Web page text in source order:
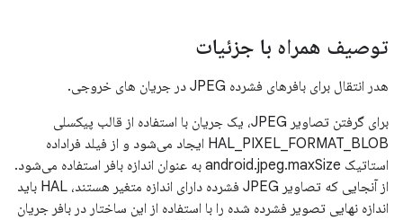
توصیف همراه با جزئیات
هدر انتقال برای بافرهای فشرده JPEG در جریان های خروجی.
برای گرفتن تصاویر JPEG، یک جریان با استفاده از قالب پیکسلی
HAL_PIXEL_FORMAT_BLOB ایجاد می‌شود و از فیلد فراداده
استاتیک android.jpeg.maxSize به عنوان اندازه بافر استفاده می‌شود.
از آنجایی که تصاویر JPEG فشرده دارای اندازه متغیر هستند، HAL باید
اندازه نهایی تصویر فشرده شده را با استفاده از این ساختار در بافر جریان